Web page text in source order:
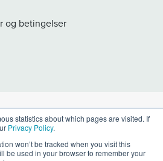
statistics about which pages are visited. If
Privacy Policy.
won’t be tracked when you visit this
be used in your browser to remember your
og betingelser